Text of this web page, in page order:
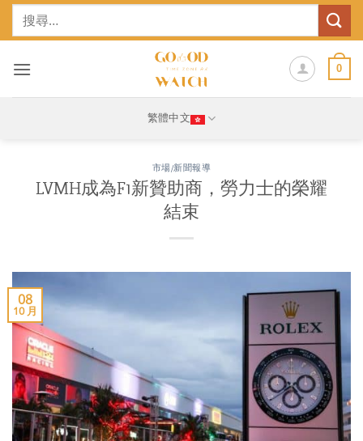
Skip
鍵
0
繁體中文
市場/新聞報導
LVMH成為F1新贊助商，勞力士的榮耀
結束
08
10 月